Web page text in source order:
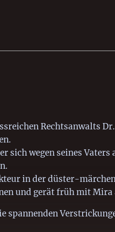
Rechtsanwalts
sich wegen seines
in der düster-
und gerät früh mit Mira
spannenden